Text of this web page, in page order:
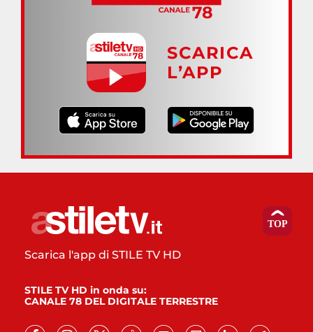
SCARICA
L’APP
Scarica l'app di STILE TV HD
STILE TV HD in onda su:
CANALE 78 DEL DIGITALE TERRESTRE